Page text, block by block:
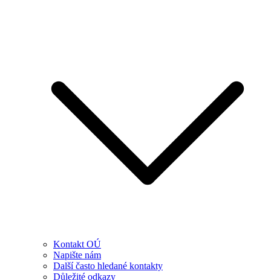
Kontakt OÚ
Napište nám
Další často hledané kontakty
Důležité odkazy